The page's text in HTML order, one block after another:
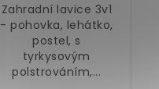
Zahradní lavice 3v1
- pohovka, lehátko,
postel, s
tyrkysovým
polstrováním,...